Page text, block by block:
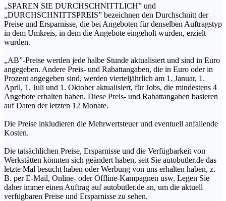
„SPAREN SIE DURCHSCHNITTLICH” und
„DURCHSCHNITTSPREIS” bezeichnen den Durchschnitt der
Preise und Ersparnisse, die bei Angeboten für denselben Auftragstyp
in dem Umkreis, in dem die Angebote eingeholt wurden, erzielt
wurden.
„AB”-Preise werden jede halbe Stunde aktualisiert und sind in Euro
angegeben. Andere Preis- und Rabattangaben, die in Euro oder in
Prozent angegeben sind, werden vierteljährlich am 1. Januar, 1.
April, 1. Juli und 1. Oktober aktualisiert, für Jobs, die mindestens 4
Angebote erhalten haben. Diese Preis- und Rabattangaben basieren
auf Daten der letzten 12 Monate.
Die Preise inkludieren die Mehrwertsteuer und eventuell anfallende
Kosten.
Die tatsächlichen Preise, Ersparnisse und die Verfügbarkeit von
Werkstätten könnten sich geändert haben, seit Sie autobutler.de das
letzte Mal besucht haben oder Werbung von uns erhalten haben, z.
B. per E-Mail, Online- oder Offline-Kampagnen usw. Legen Sie
daher immer einen Auftrag auf autobutler.de an, um die aktuell
verfügbaren Preise und Ersparnisse zu sehen.